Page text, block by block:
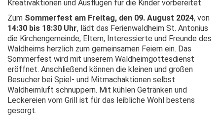
Kreativaktionen und Ausflügen für die Kinder vorbereitet.
Zum Sommerfest am Freitag, den 09. August 2024, von
14:30 bis 18:30 Uhr, lädt das Ferienwaldheim St. Antonius
die Kirchengemeinde, Eltern, Interessierte und Freunde des
Waldheims herzlich zum gemeinsamen Feiern ein. Das
Sommerfest wird mit unserem Waldheimgottesdienst
eröffnet. Anschließend können die kleinen und großen
Besucher bei Spiel- und Mitmachaktionen selbst
Waldheimluft schnuppern. Mit kühlen Getränken und
Leckereien vom Grill ist für das leibliche Wohl bestens
gesorgt.